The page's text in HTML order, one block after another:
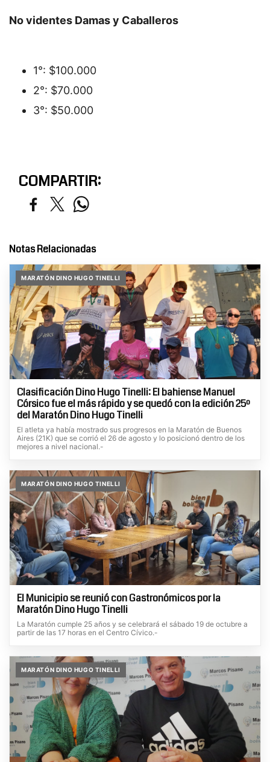
No videntes Damas y Caballeros
1°: $100.000
2°: $70.000
3°: $50.000
COMPARTIR:
Notas Relacionadas
MARATÓN DINO HUGO TINELLI
Clasificación Dino Hugo Tinelli: El bahiense Manuel
Córsico fue el más rápido y se quedó con la edición 25º
del Maratón Dino Hugo Tinelli
El atleta ya había mostrado sus progresos en la Maratón de Buenos
Aires (21K) que se corrió el 26 de agosto y lo posicionó dentro de los
mejores a nivel nacional.-
MARATÓN DINO HUGO TINELLI
El Municipio se reunió con Gastronómicos por la
Maratón Dino Hugo Tinelli
La Maratón cumple 25 años y se celebrará el sábado 19 de octubre a
partir de las 17 horas en el Centro Cívico.-
MARATÓN DINO HUGO TINELLI